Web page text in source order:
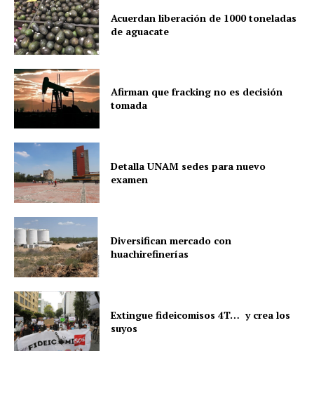
Acuerdan liberación de 1000 toneladas
de aguacate
Afirman que fracking no es decisión
tomada
Detalla UNAM sedes para nuevo
examen
Diversifican mercado con
huachirefinerías
Extingue fideicomisos 4T… y crea los
suyos